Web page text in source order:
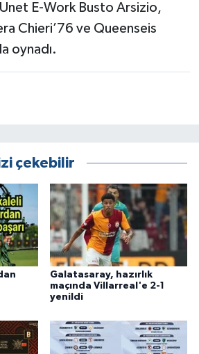
E-Work Busto Arsizio,
Chieri’76 ve Queenseis
oynadı.
çekebilir
Galatasaray, hazırlık
maçında Villarreal'e 2-1
yenildi